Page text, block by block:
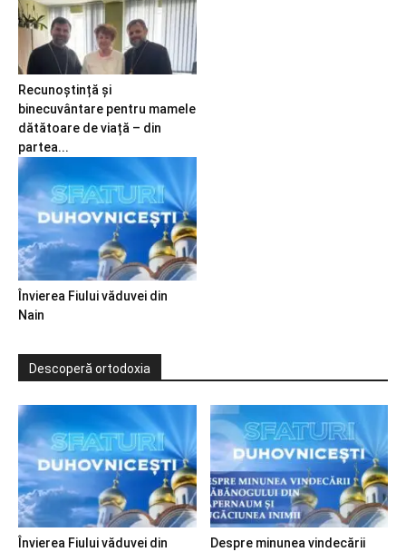
Recunoștință și
binecuvântare pentru mamele
dătătoare de viață – din
partea...
Învierea Fiului văduvei din
Nain
Descoperă ortodoxia
Învierea Fiului văduvei din Despre minunea vindecării